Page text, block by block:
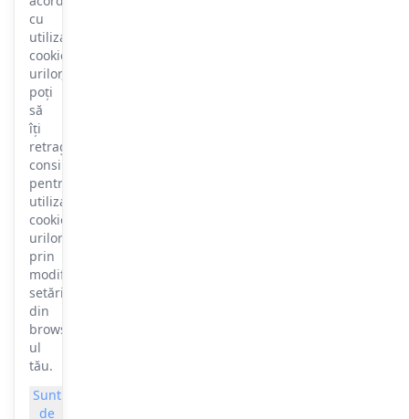
cu
utilizarea
cookie-
urilor,
poți
să
îți
retragi
consimțământul
pentru
utilizarea
cookie-
urilor
prin
modificarea
setărilor
din
browser-
ul
tău.
Sunt
de